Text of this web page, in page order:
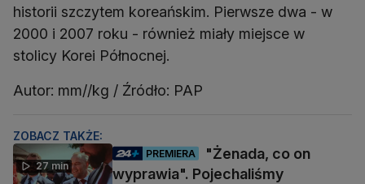
historii szczytem koreańskim. Pierwsze dwa - w
2000 i 2007 roku - również miały miejsce w
stolicy Korei Północnej.
Autor: mm//kg / Źródło: PAP
ZOBACZ TAKŻE:
27 min
PREMIERA
"Żenada, co on
wyprawia". Pojechaliśmy